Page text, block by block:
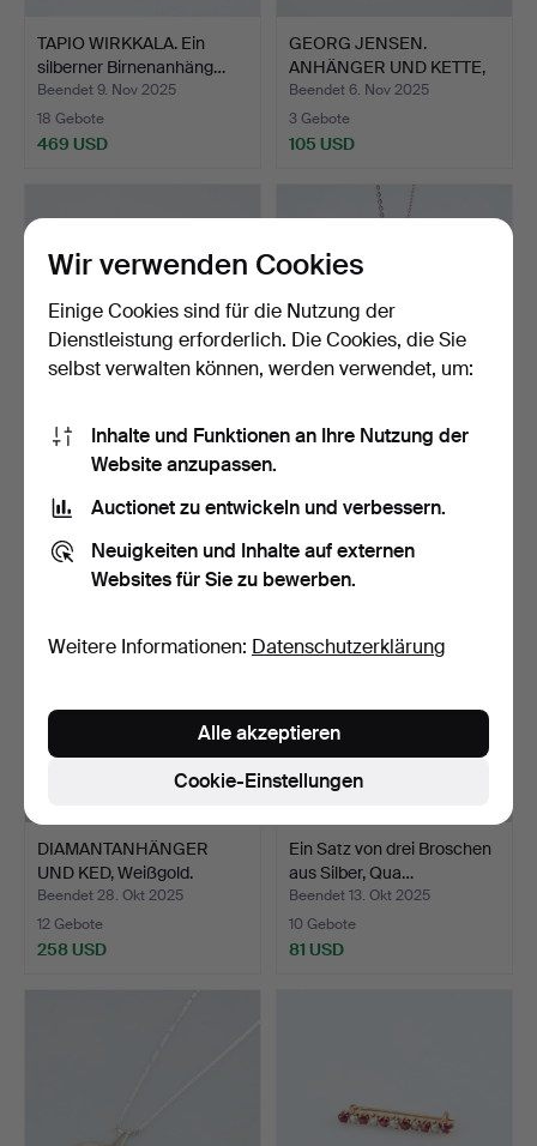
TAPIO WIRKKALA. Ein
silberner Birnenanhäng…
Beendet 9. Nov 2025
18 Gebote
469 USD
GEORG JENSEN.
ANHÄNGER UND KETTE,
Heritage…
Beendet 6. Nov 2025
3 Gebote
105 USD
Zwei silberne
Amethystbroschen,
Kalevala K…
4 Gebote
64 USD
ELIS KAUPPI. ANHÄNGER,
289 USD
DIAMANTANHÄNGER
UND KED, Weißgold.
Beendet 28. Okt 2025
12 Gebote
258 USD
Ein Satz von drei Broschen
aus Silber, Qua…
Beendet 13. Okt 2025
10 Gebote
81 USD
Wir verwenden Cookies
Einige Cookies sind für die Nutzung der
Dienstleistung erforderlich. Die Cookies, die Sie
selbst verwalten können, werden verwendet, um:
Inhalte und Funktionen an Ihre Nutzung der
Website anzupassen.
Auctionet zu entwickeln und verbessern.
Neuigkeiten und Inhalte auf externen
Websites für Sie zu bewerben.
Weitere Informationen: Datenschutzerklärung
Cookie-Einstellungen
Alle akzeptieren